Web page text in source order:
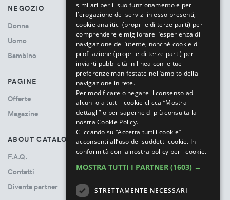
NEGOZIO
Donna
Uomo
Bambino
PAGINE
Offerte
Magazine
ABOUT CATALOVE
F.A.Q.
Contatti
Diventa partner
similari per il suo funzionamento e per
l’erogazione dei servizi in esso presenti,
cookie analitici (propri e di terze parti) per
comprendere e migliorare l’esperienza di
navigazione dell’utente, nonché cookie di
profilazione (propri e di terze parti) per
inviarti pubblicità in linea con le tue
preferenze manifestate nell’ambito della
navigazione in rete.
Per modificare o negare il consenso ad
alcuni o a tutti i cookie clicca “Mostra
dettagli” o per saperne di più consulta la
nostra Cookie Policy.
Cliccando su “Accetta tutti i cookie”
acconsenti all’uso dei suddetti cookie. In
conformità con la nostra policy per i cookie.
MOSTRA TUTTI I PARTNER (1603) →
STRETTAMENTE NECESSARI